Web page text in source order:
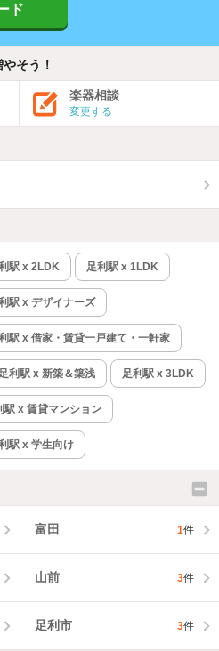
ド
そう！
楽器相談
変更する
駅 x 2LDK 足利駅 x 1LDK
駅 x デザイナーズ
駅 x 借家・賃貸一戸建て・一軒家
足利駅 x 新築＆築浅 足利駅 x 3LDK
駅 x 賃貸マンション
駅 x 学生向け
富田 1件
山前 3件
足利市 3件